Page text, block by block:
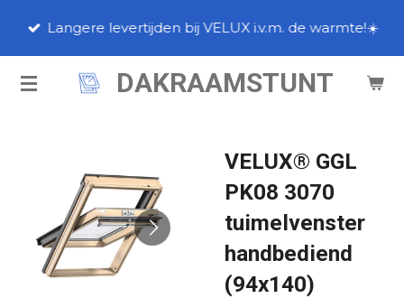
de
DAKRAAMSTUNT
Langere levertijden bij VELUX i.v.m. de warmte!☀️
VELUX® GGL
PK08 3070
tuimelvenster
handbediend
(94x140)